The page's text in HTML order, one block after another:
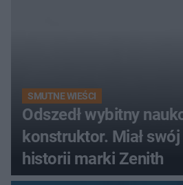
SMUTNE WIEŚCI
Odszedł wybitny
konstruktor. Miał swój
historii marki Zenith